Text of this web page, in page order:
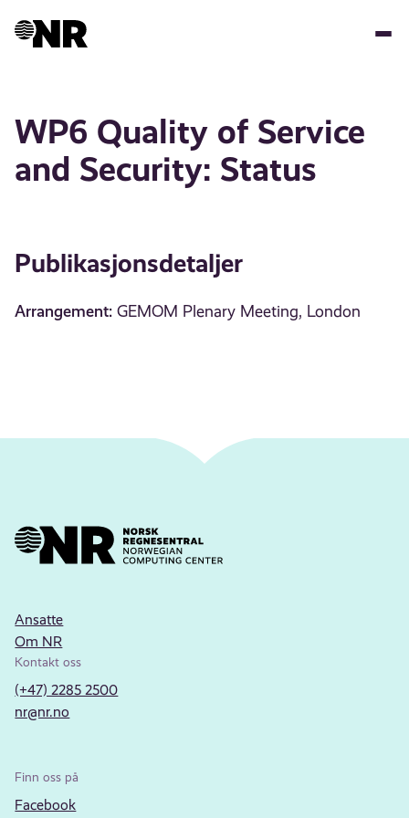
WP6 Quality of Service
and Security: Status
Publikasjonsdetaljer
Arrangement: GEMOM Plenary Meeting, London
Ansatte
Om NR
Kontakt oss
(+47) 2285 2500
nr@nr.no
Finn oss på
Facebook